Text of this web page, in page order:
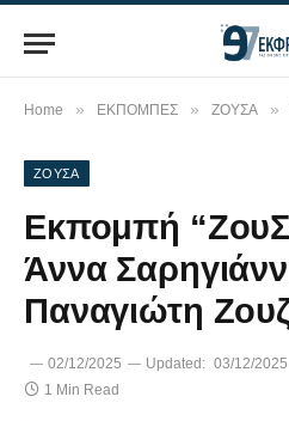
Home » ΕΚΠΟΜΠΕΣ » ΖΟΥΣΑ »
ΖΟΥΣΑ
Εκπομπή
Άννα
Παναγιώτη
02/12/2025 Updated: 03/12/2025
1 Min Read